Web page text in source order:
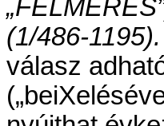
(1/486-1195).
válasz